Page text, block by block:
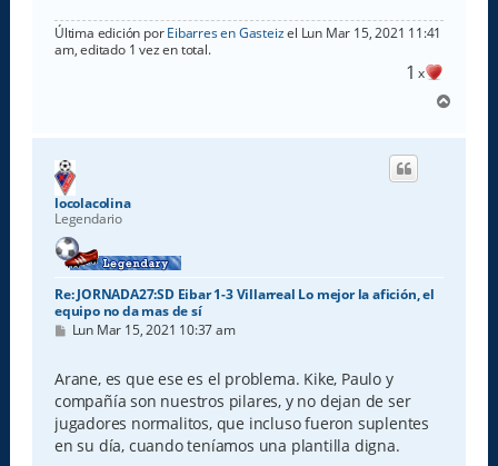
Última edición porEibarres en Gasteizel Lun Mar 15, 2021 11:41
am, editado 1 vez en total.
1 x
r
locolacolina
Legendario
Re: JORNADA27:SD Eibar 1-3 Villarreal Lo mejor la afición, el
equipo no da mas de sí
M
s
a
j
e
Lun Mar 15, 2021 10:37 am
Arane, es que ese es el problema. Kike, Paulo y
compañía son nuestros pilares, y no dejan de ser
jugadores normalitos, que incluso fueron suplentes
en su día, cuando teníamos una plantilla digna.